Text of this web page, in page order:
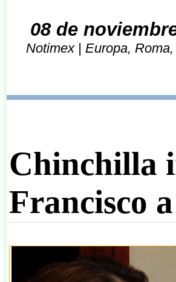
08 de
Notimex | Europa,
Chinchilla
Francisco